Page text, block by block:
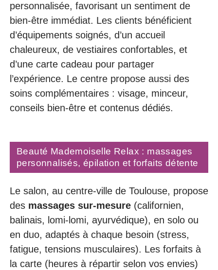
personnalisée, favorisant un sentiment de
bien-être immédiat. Les clients bénéficient
d’équipements soignés, d’un accueil
chaleureux, de vestiaires confortables, et
d’une carte cadeau pour partager
l’expérience. Le centre propose aussi des
soins complémentaires : visage, minceur,
conseils bien-être et contenus dédiés.
Beauté Mademoiselle Relax : massages
personnalisés, épilation et forfaits détente
Le salon, au centre-ville de Toulouse, propose
des massages sur-mesure (californien,
balinais, lomi-lomi, ayurvédique), en solo ou
en duo, adaptés à chaque besoin (stress,
fatigue, tensions musculaires). Les forfaits à
la carte (heures à répartir selon vos envies)